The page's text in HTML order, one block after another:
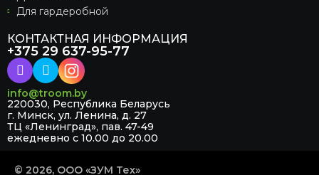
Для гардеробной
КОНТАКТНАЯ ИНФОРМАЦИЯ
+375 29 637-95-77
info@troom.by
220030, Республика Беларусь
г. Минск, ул. Ленина, д. 27
ТЦ «Ленинград», пав. 47-49
ежедневно с 10.00 до 20.00
© 2026, ООО «ЗУМ Тех»